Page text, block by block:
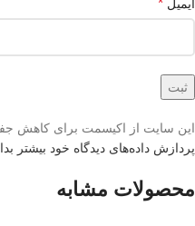
ایمیل
این سایت از اکیسمت برای کاهش
پردازش داده‌های دیدگاه خود بیشتر
محصولات مشابه